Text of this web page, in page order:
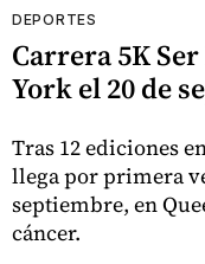
DEPORTES
Carrera 5K
York el 20 de
Tras 12 ediciones
llega por primera
septiembre, en
cáncer.